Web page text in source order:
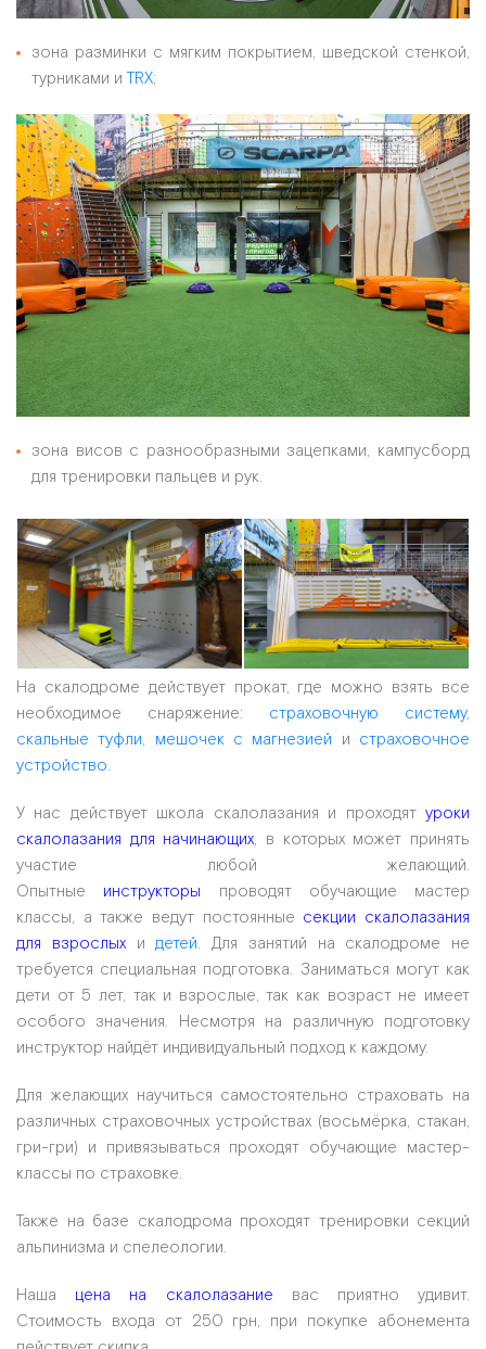
зона разминки с мягким покрытием, шведской стенкой,
турниками иTRX;
зона висов с разнообразными зацепками, кампусборд
для тренировки пальцев и рук.
На скалодроме действует прокат, где можно взять все
необходимое снаряжение: страховочную систему,
скальные туфли, мешочек с магнезией и страховочное
устройство.
У нас действует школа скалолазания и проходят уроки
скалолазания для начинающих, в которых может принять
участие любой желающий.
Опытные инструкторы проводят обучающие мастер
классы, а также ведут постоянные секции скалолазания
для взрослыхидетей. Для занятий на скалодроме не
требуется специальная подготовка. Заниматься могут как
дети от 5 лет, так и взрослые, так как возраст не имеет
особого значения. Несмотря на различную подготовку
инструктор найдёт индивидуальный подход к каждому.
Для желающих научиться самостоятельно страховать на
различных страховочных устройствах (восьмёрка, стакан,
гри-гри) и привязываться проходят обучающие мастер-
классы по страховке.
Также на базе скалодрома проходят тренировки секций
альпинизма и спелеологии.
Наша цена на скалолазание вас приятно удивит.
Стоимость входа от 250 грн, при покупке абонемента